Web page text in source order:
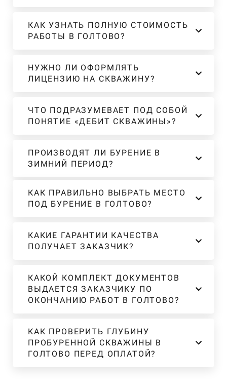
КАК УЗНАТЬ ПОЛНУЮ СТОИМОСТЬ
РАБОТЫ В ГОЛТОВО?
НУЖНО ЛИ ОФОРМЛЯТЬ
ЛИЦЕНЗИЮ НА СКВАЖИНУ?
ЧТО ПОДРАЗУМЕВАЕТ ПОД СОБОЙ
ПОНЯТИЕ «ДЕБИТ СКВАЖИНЫ»?
ПРОИЗВОДЯТ ЛИ БУРЕНИЕ В
ЗИМНИЙ ПЕРИОД?
КАК ПРАВИЛЬНО ВЫБРАТЬ МЕСТО
ПОД БУРЕНИЕ В ГОЛТОВО?
КАКИЕ ГАРАНТИИ КАЧЕСТВА
ПОЛУЧАЕТ ЗАКАЗЧИК?
КАКОЙ КОМПЛЕКТ ДОКУМЕНТОВ
ВЫДАЕТСЯ ЗАКАЗЧИКУ ПО
ОКОНЧАНИЮ РАБОТ В ГОЛТОВО?
КАК ПРОВЕРИТЬ ГЛУБИНУ
ПРОБУРЕННОЙ СКВАЖИНЫ В
ГОЛТОВО ПЕРЕД ОПЛАТОЙ?